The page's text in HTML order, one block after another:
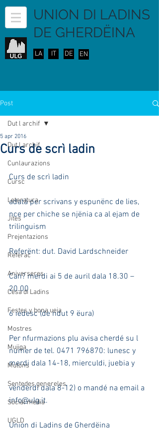
UNION DI LADINS
DE GHERDËINA
LA IT DE EN
Post
Dut l archif
Cunlaurazions
Cursc
Leteratura
Jites
Prejentazions
Referac
Aniverseres
Cësa di Ladins
Festes y bona ueia
Mostres
Mujiga
Mutons
Sentedes genereles
Social media
UGLD
Dut l archif
Curs de scrì ladin
5 apr 2016
Curs de scrì ladin
adatà per scrivans y espunënc de lies,
nce per chiche se njënia ca al ejam de
trilinguism
Referënt: dut. David Lardschneider
Can? merdi ai 5 de auril dala 18.30 –
20.00
6 iedesc (de ndut 9 ëura)
Per nfurmazions plu avisa cherdé su l
numer de tel. 0471 796870: lunesc y
merdi dala 14-18, mierculdi, juebia y
vënderdi dala 8-12) o mandé na email a
info@ulg.it.
Union di Ladins de Gherdëina